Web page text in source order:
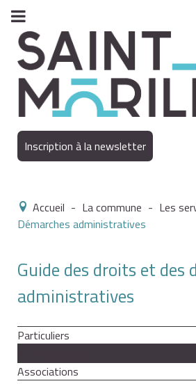
Inscription à la newsletter
Accueil - La commune - Les
Démarches administratives
Guide des droits et des
administratives
Particuliers
Associations